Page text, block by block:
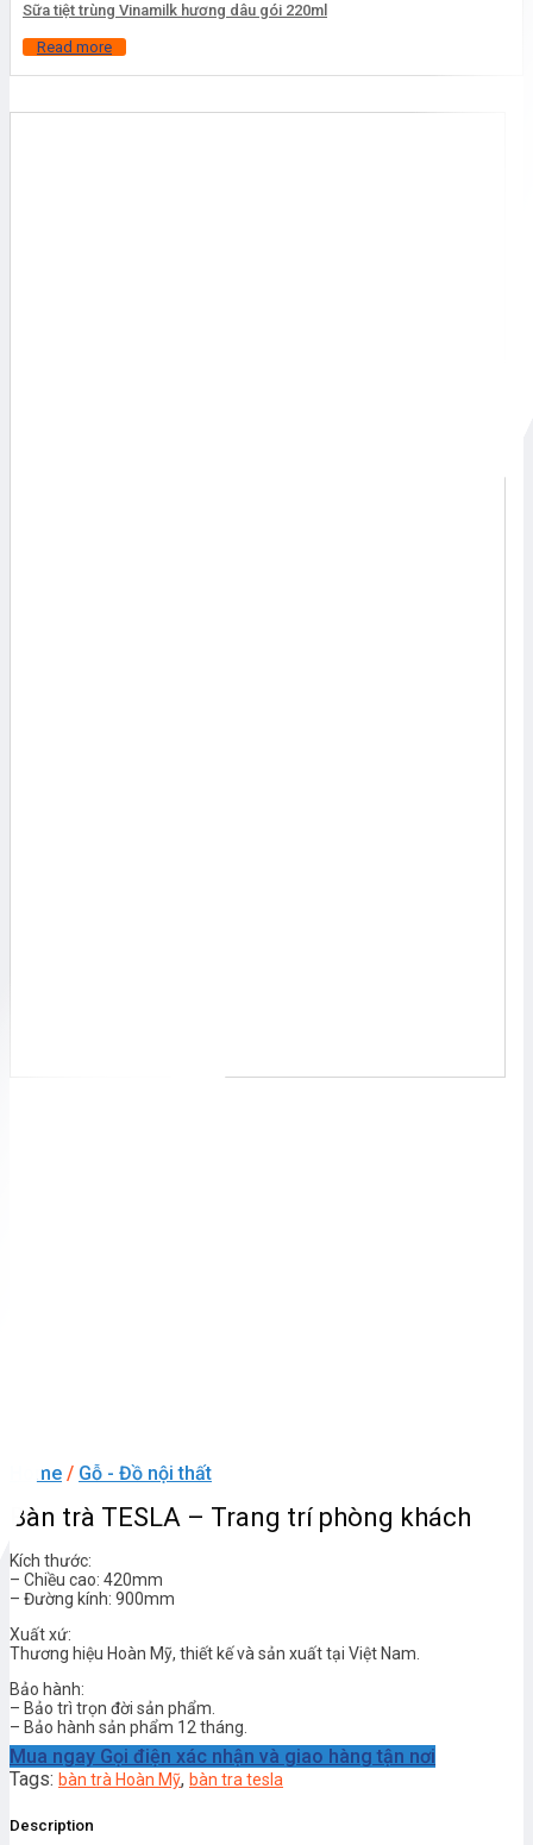
Sữa tiệt trùng Vinamilk hương dâu gói 220ml
Read more
Home / Gỗ - Đồ nội thất
Bàn trà TESLA – Trang trí phòng khách
Kích thước:
– Chiều cao: 420mm
– Đường kính: 900mm
Xuất xứ:
Thương hiệu Hoàn Mỹ, thiết kế và sản xuất tại Việt Nam.
Bảo hành:
– Bảo trì trọn đời sản phẩm.
– Bảo hành sản phẩm 12 tháng.
Mua ngay Gọi điện xác nhận và giao hàng tận nơi
Tags: bàn trà Hoàn Mỹ, bàn tra tesla
Description